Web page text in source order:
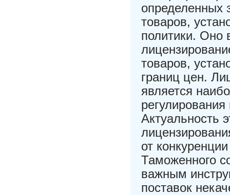
определенных
товаров,
политики. Оно
товаров,
границ цен.
является
Актуальность
от
Таможенного
важным
поставок